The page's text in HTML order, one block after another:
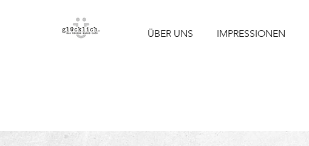
ÜBER UNS IMPRESSIONEN